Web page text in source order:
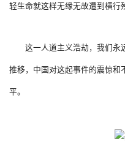
轻生命就这样无缘无故遭到横行
这一人道主义浩劫，我们永
推移，中国对这起事件的震惊和
平。